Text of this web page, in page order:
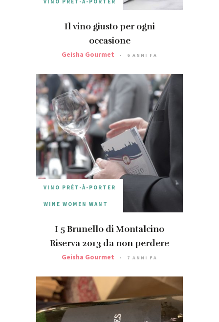
VINO PRÊT-À-PORTER
Il vino giusto per ogni
occasione
Geisha Gourmet 6 ANNI FA
VINO PRÊT-À-PORTER
WINE WOMEN WANT
I 5 Brunello di Montalcino
Riserva 2013 da non perdere
Geisha Gourmet 7 ANNI FA